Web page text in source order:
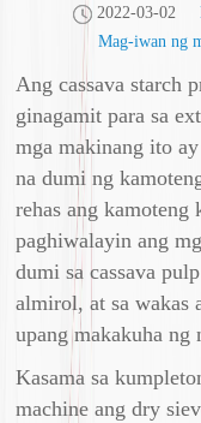
2022-03-02
Mag-iwan ng
Ang cassava starch
ginagamit para sa
mga makinang ito
na dumi ng
rehas ang kamoteng
paghiwalayin ang
dumi sa cassava
almirol, at sa wakas
upang makakuha ng
Kasama sa
machine ang dry